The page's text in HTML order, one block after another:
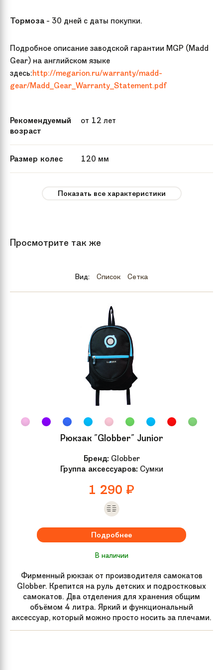
Тормоза - 30 дней с даты покупки.
Подробное описание заводской гарантии MGP (Madd
Gear) на английском языке
здесь:http://megarion.ru/warranty/madd-
gear/Madd_Gear_Warranty_Statement.pdf
Рекомендуемый
возраст
от 12 лет
Размер колес 120 мм
VX9 NITRO SCOOTER
Самокат в индивидуальной
подарочной упаковке
Алюминий, Хромомолибден
51 см
Длина доски 12 см
Материал доски
Алюминий с внутренним
рифлением
от 120 см
Вес 3.55 кг
Артикул
производителя
1643064
Показать все характеристики
Просмотрите так же
Вид: Список Сетка
Рюкзак "Globber" Junior
Бренд: Globber
Группа аксессуаров: Сумки
1 290 ₽
Подробнее
В наличии
Фирменный рюкзак от производителя самокатов
Globber. Крепится на руль детских и подростковых
самокатов. Два отделения для хранения общим
объёмом 4 литра. Яркий и функциональный
аксессуар, который можно просто носить за плечами.